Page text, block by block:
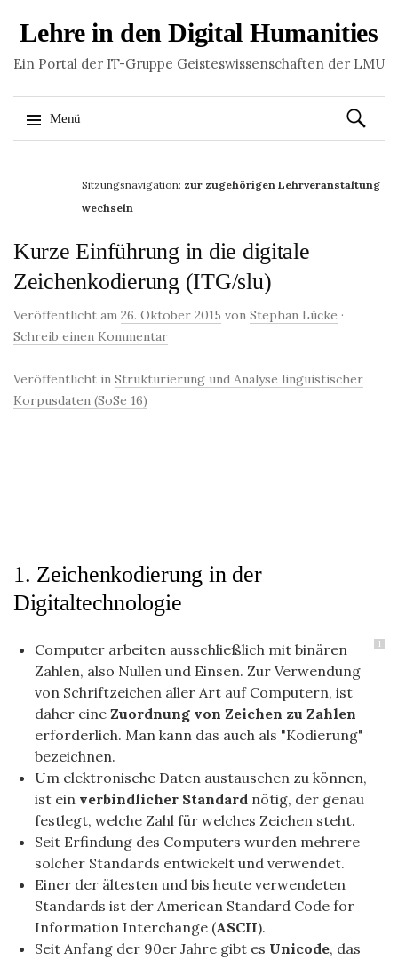
Lehre in den Digital Humanities
Ein Portal der IT-Gruppe Geisteswissenschaften der LMU
Menü
Suchen
nach:
Sitzungsnavigation: zur zugehörigen Lehrveranstaltung
wechseln
Kurze Einführung in die digitale
Zeichenkodierung (ITG/slu)
Veröffentlicht am 26. Oktober 2015 von Stephan Lücke ·
Schreib einen Kommentar
Veröffentlicht in Strukturierung und Analyse linguistischer
Korpusdaten (SoSe 16)
1. Zeichenkodierung in der
Digitaltechnologie
1
Computer arbeiten ausschließlich mit binären
Zahlen, also Nullen und Einsen. Zur Verwendung
von Schriftzeichen aller Art auf Computern, ist
daher eine Zuordnung von Zeichen zu Zahlen
erforderlich. Man kann das auch als "Kodierung"
bezeichnen.
Um elektronische Daten austauschen zu können,
ist ein verbindlicher Standard nötig, der genau
festlegt, welche Zahl für welches Zeichen steht.
Seit Erfindung des Computers wurden mehrere
solcher Standards entwickelt und verwendet.
Einer der ältesten und bis heute verwendeten
Standards ist der American Standard Code for
Information Interchange (ASCII).
Seit Anfang der 90er Jahre gibt es Unicode, das